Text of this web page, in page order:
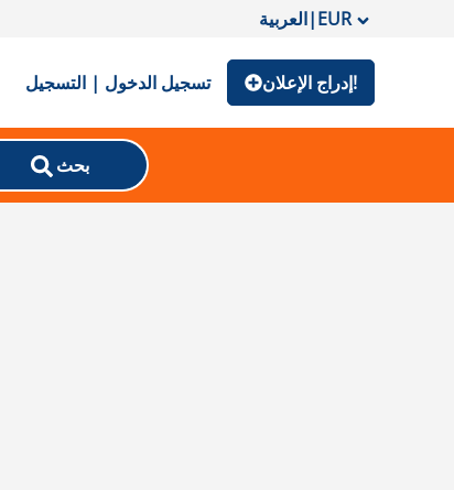
العربية|EUR
تسجيل الدخول | التسجيل إدراج الإعلان!
بحث